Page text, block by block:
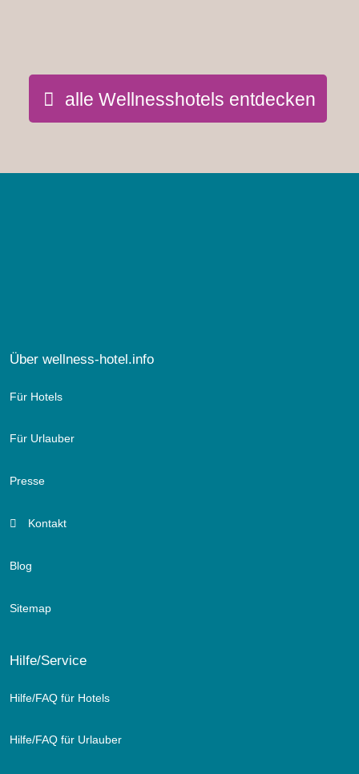
alle Wellnesshotels entdecken
Über wellness-hotel.info
Für Hotels
Für Urlauber
Presse
Kontakt
Blog
Sitemap
Hilfe/Service
Hilfe/FAQ für Hotels
Hilfe/FAQ für Urlauber